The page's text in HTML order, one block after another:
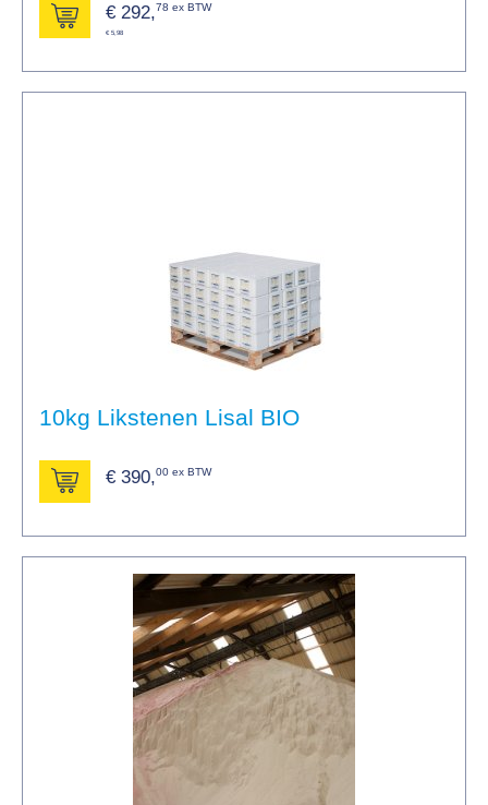
€ 292,78 ex BTW
€ 5,98
10kg Likstenen Lisal BIO
€ 390,00 ex BTW